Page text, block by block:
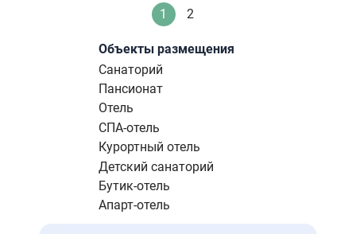
Нумерация
страниц Текущая
1 Стандартное
2
Объекты размещения
Санаторий
Пансионат
Отель
СПА-отель
Курортный отель
Детский санаторий
Бутик-отель
Апарт-отель